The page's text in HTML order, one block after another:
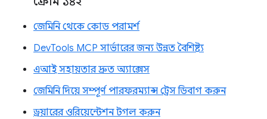
জেমিনি থেকে কোড পরামর্শ
DevTools MCP সার্ভারের জন্য উন্নত বৈশিষ্ট্য
এআই সহায়তার দ্রুত অ্যাক্সেস
জেমিনি দিয়ে সম্পূর্ণ পারফরম্যান্স ট্রেস ডিবাগ করুন
ড্রয়ারের ওরিয়েন্টেশন টগল করুন